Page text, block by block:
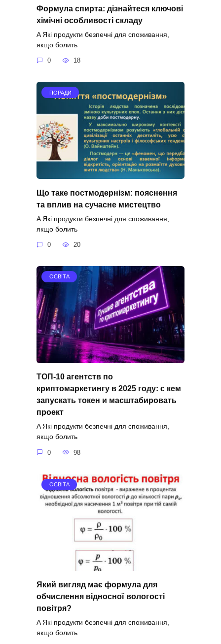
Формула спирта: дізнайтеся ключові
хімічні особливості складу
A Які продукти безпечні для споживання,
якщо болить
0 18
ПОРАДИ
Що таке постмодернізм: пояснення
та вплив на сучасне мистецтво
A Які продукти безпечні для споживання,
якщо болить
0 20
ОСВІТА
ТОП-10 агентств по
криптомаркетингу в 2025 году: с кем
запускать токен и масштабировать
проект
A Які продукти безпечні для споживання,
якщо болить
0 98
ОСВІТА
Який вигляд має формула для
обчислення відносної вологості
повітря?
A Які продукти безпечні для споживання,
якщо болить